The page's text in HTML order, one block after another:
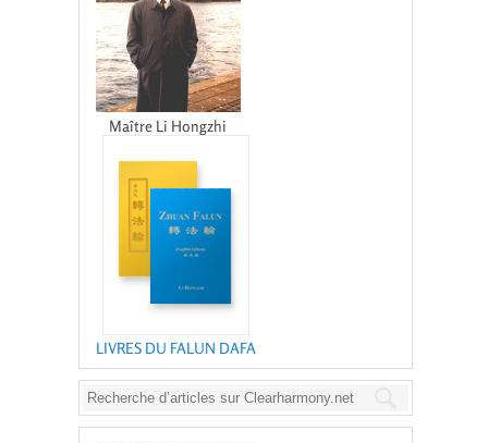
Maître Li Hongzhi
LIVRES DU FALUN DAFA